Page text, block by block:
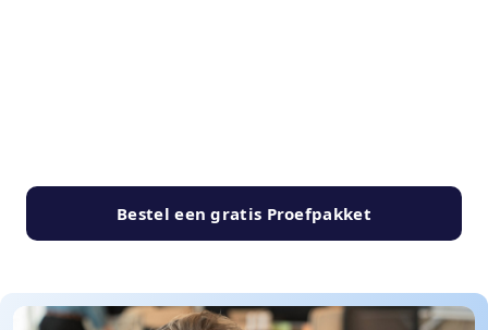
Bestel een gratis Proefpakket